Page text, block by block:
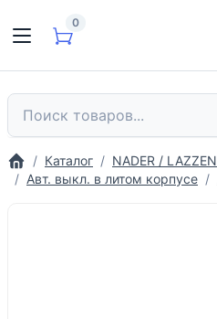
0
Каталог
NADER / LAZZEN
Авт. выкл. в литом корпусе